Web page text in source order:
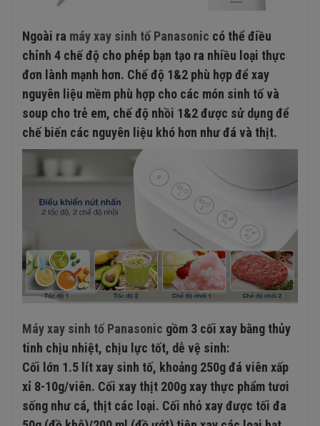
Ngoài ra máy xay sinh tố Panasonic có thể điều
chỉnh 4 chế độ cho phép bạn tạo ra nhiều loại thực
đơn lành mạnh hơn. Chế độ 1&2 phù hợp để xay
nguyên liệu mềm phù hợp cho các món sinh tố và
soup cho trẻ em, chế độ nhồi 1&2 được sử dụng để
chế biến các nguyên liệu khó hơn như đá và thịt.
Máy xay sinh tố Panasonic gồm 3 cối xay bằng thủy
tinh chịu nhiệt, chịu lực tốt, dễ vệ sinh:
Cối lớn 1.5 lít xay sinh tố, khoảng 250g đá viên xấp
xỉ 8-10g/viên. Cối xay thịt 200g xay thực phẩm tươi
sống như cá, thịt các loại. Cối nhỏ xay được tối đa